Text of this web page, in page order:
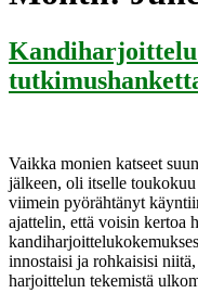
Vaikka monien katseet
jälkeen, oli itselle
viimein pyörähtänyt
ajattelin, että voisin kertoa
innostaisi ja rohkaisisi
harjoittelun tekemistä